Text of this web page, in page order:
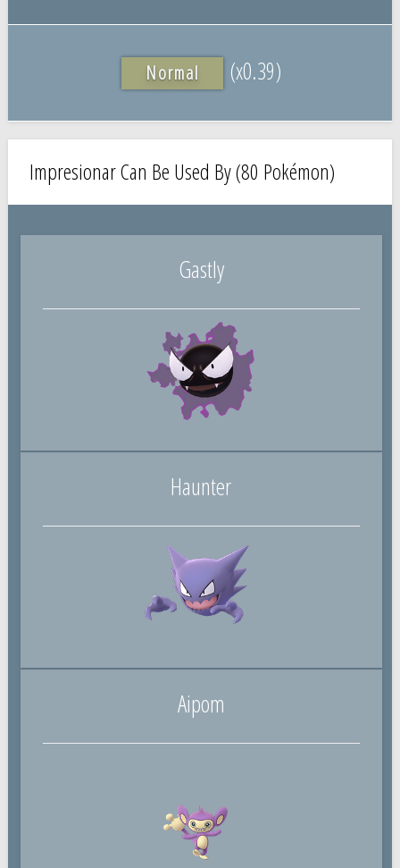
Normal (x0.39)
Impresionar Can Be Used By (80 Pokémon)
Gastly
Haunter
Aipom